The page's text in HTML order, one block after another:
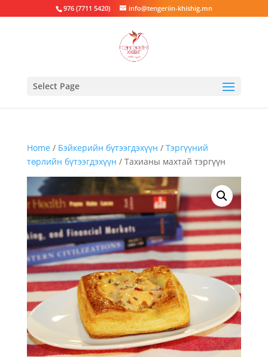
976 (7711 5420) info@tengeriin-khishig.mn
Select Page
Home / Бэйкерийн бүтээгдэхүүн / Тэргүүний
төрлийн бүтээгдэхүүн / Тахианы махтай тэргүүн